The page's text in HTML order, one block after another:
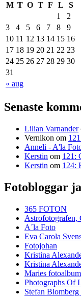
M T O T F L S
« aug
1
2
3
4 5 6 7 8
9
10 11 12 13 14 15 16
17 18 19 20 21 22 23
24 25 26 27 28 29 30
31
Senaste
Lilian Varnander
Vernikon om
Anneli - A'la
Kerstin om 121:
Kerstin om 124:
Fotobloggar
365 FOTON
Astrofotografen,
A´la Foto
Eva Carola
Fotojohan
Kristina
Kristina
Maries fotoalbum
Photographs Of
Stefan